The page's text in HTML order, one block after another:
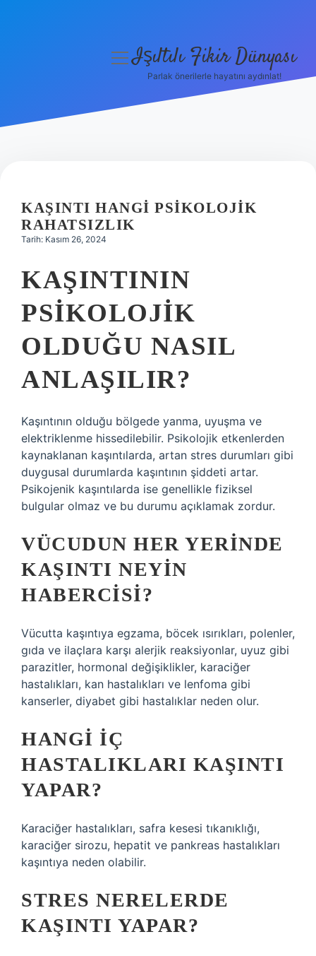
menüyüIşıltılı Fikir Dünyası
Parlak önerilerle hayatını aydınlat!
KAŞINTI HANGI PSIKOLOJIK
RAHATSIZLIK
Tarih: Kasım 26, 2024
KAŞINTININ
PSIKOLOJIK
OLDUĞU NASIL
ANLAŞILIR?
Kaşıntının olduğu bölgede yanma, uyuşma ve
elektriklenme hissedilebilir. Psikolojik etkenlerden
kaynaklanan kaşıntılarda, artan stres durumları gibi
duygusal durumlarda kaşıntının şiddeti artar.
Psikojenik kaşıntılarda ise genellikle fiziksel
bulgular olmaz ve bu durumu açıklamak zordur.
VÜCUDUN HER YERINDE
KAŞINTI NEYIN
HABERCISI?
Vücutta kaşıntıya egzama, böcek ısırıkları, polenler,
gıda ve ilaçlara karşı alerjik reaksiyonlar, uyuz gibi
parazitler, hormonal değişiklikler, karaciğer
hastalıkları, kan hastalıkları ve lenfoma gibi
kanserler, diyabet gibi hastalıklar neden olur.
HANGI IÇ
HASTALIKLARI KAŞINTI
YAPAR?
Karaciğer hastalıkları, safra kesesi tıkanıklığı,
karaciğer sirozu, hepatit ve pankreas hastalıkları
kaşıntıya neden olabilir.
STRES NERELERDE
KAŞINTI YAPAR?